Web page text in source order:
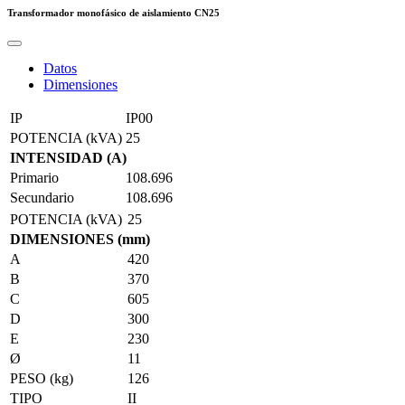
Transformador monofásico de aislamiento CN25
Datos
Dimensiones
IP
IP00
POTENCIA (kVA) 25
INTENSIDAD (A)
Primario
108.696
Secundario
108.696
POTENCIA (kVA) 25
DIMENSIONES (mm)
A
420
B
370
C
605
D
300
E
230
Ø
11
PESO (kg)
126
TIPO
II